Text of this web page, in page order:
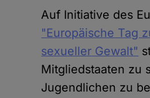
Auf Initiative des
"Europäische Tag
sexueller Gewalt"
Mitgliedstaaten zu
Jugendlichen zu